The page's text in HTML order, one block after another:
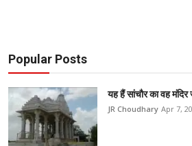
लाइफस्टाइल
खेल
विशेष
Popular Posts
यह हैं सांचौर का वह मंदिर
JR Choudhary Apr 7,